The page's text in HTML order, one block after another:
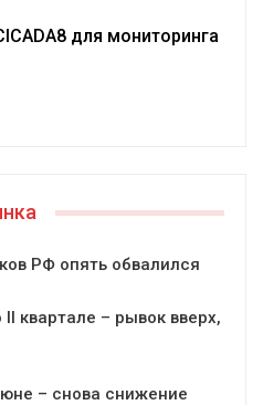
для мониторинга
РФ опять обвалился
квартале – рывок вверх,
– снова снижение